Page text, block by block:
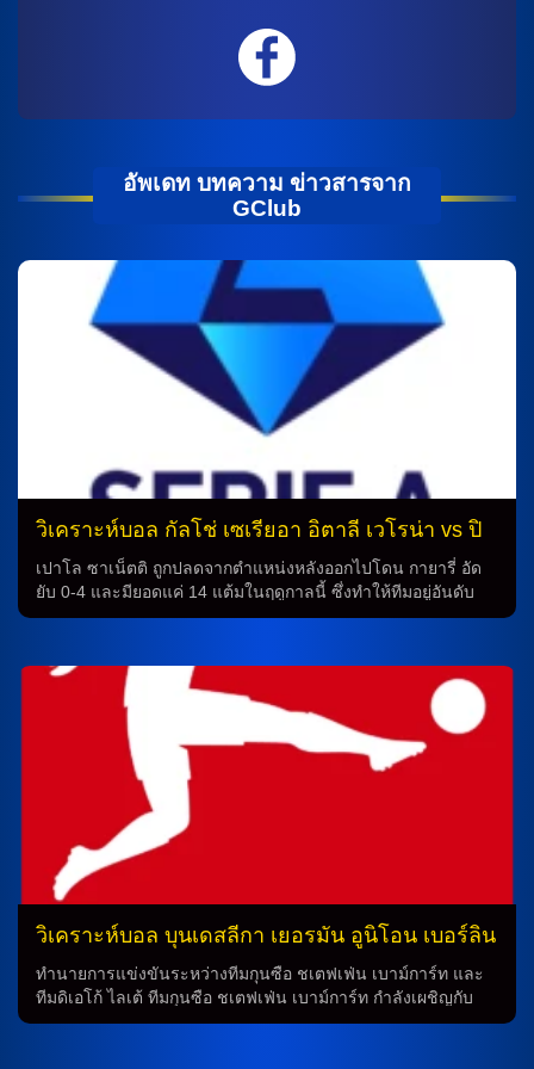
อัพเดท บทความ ข่าวสารจาก
GClub
วิเคราะห์บอล กัลโช่ เซเรียอา อิตาลี เวโรน่า vs ปิ
ซ่า
เปาโล ซาเน็ตติ ถูกปลดจากตำแหน่งหลังออกไปโดน กายารี่ อัด
ยับ 0-4 และมียอดแค่ 14 แต้มในฤดูกาลนี้ ซึ่งทำให้ทีมอยู่อันดับ
สุดท้ายของตาราง และต้องมอบหน้าที่ให้ เปาโล ซัมมาร์โก้ มารับ
ส่วน อามิน ซาร์ ต้องเข้าโทษแบนหลังพ่ายแพ้ในนัดก่อนหน้า
ฌอง-ดาเนี่ยล อัคปา-อัคโปร, อาร์เมล เบลลา-ค็อตชัป และ ราฟิค
เบลกาลี่ ก็ยังไม่พร้อม เมื่อวานนี้ โรแบร์โต้ กายาร์ดินี่ ต้องไป
ทำการตรวจสุขภาพ ลอเรนโซ่ มอนติโป จะกลับมาคุมโค้งอีกครั้ง
หลังหายหน้าไปในเกมที่ผ่านมา แต่ต้องพลาดความช่วยเหลือจาก
ซูอัต เซอร์ดาร์ และ โดมากอย บราดาริช ส่วนกองหน้าได้ คีรอน
โบวี่ เข้าสู่เส้นป้องกันพร้อม กิฟต์ ออร์บาน อัลแบรโต้ จิลาร์ดิโน่ ผู้
เป็นหัวหน้าทีมของ อัลแบรโต้ ถูกส่งออกจากตำแหน่งหลังเสียให้
ซาสซูโอโล่ […]
วิเคราะห์บอล บุนเดสลีกา เยอรมัน อูนิโอน เบอร์ลิน
vs แฟร้งค์เฟิร์ต
ทำนายการแข่งขันระหว่างทีมกุนซือ ชเตฟเฟ่น เบาม์การ์ท และ
ทีมดิเอโก้ ไลเต้ ทีมกุนซือ ชเตฟเฟ่น เบาม์การ์ท กำลังเผชิญกับ
ปัญหาบาดเจ็บของนักเตะหลายคนในทีม หลังจากพ่ายแพ้ทีม